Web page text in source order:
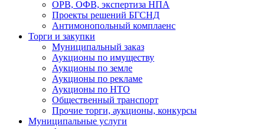
ОРВ, ОФВ, экспертиза НПА
Проекты решений БГСНД
Антимонопольный комплаенс
Торги и закупки
Муниципальный заказ
Аукционы по имуществу
Аукционы по земле
Аукционы по рекламе
Аукционы по НТО
Общественный транспорт
Прочие торги, аукционы, конкурсы
Муниципальные услуги